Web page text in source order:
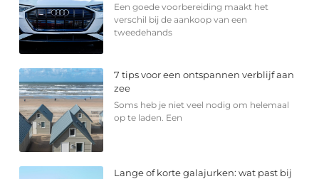
Een goede voorbereiding maakt het
verschil bij de aankoop van een
tweedehands
7 tips voor een ontspannen verblijf aan
zee
Soms heb je niet veel nodig om helemaal
op te laden. Een
Lange of korte galajurken: wat past bij